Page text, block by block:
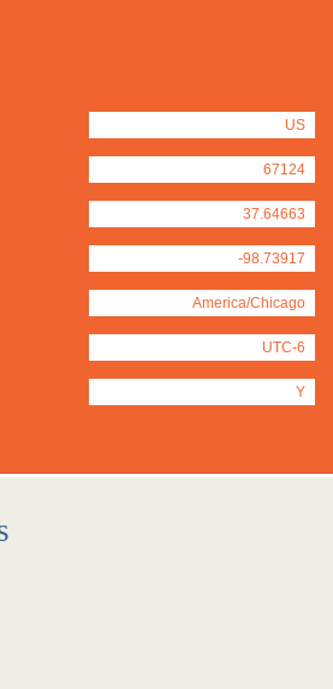
US
67124
37.64663
-98.73917
America/Chicago
UTC-6
Y